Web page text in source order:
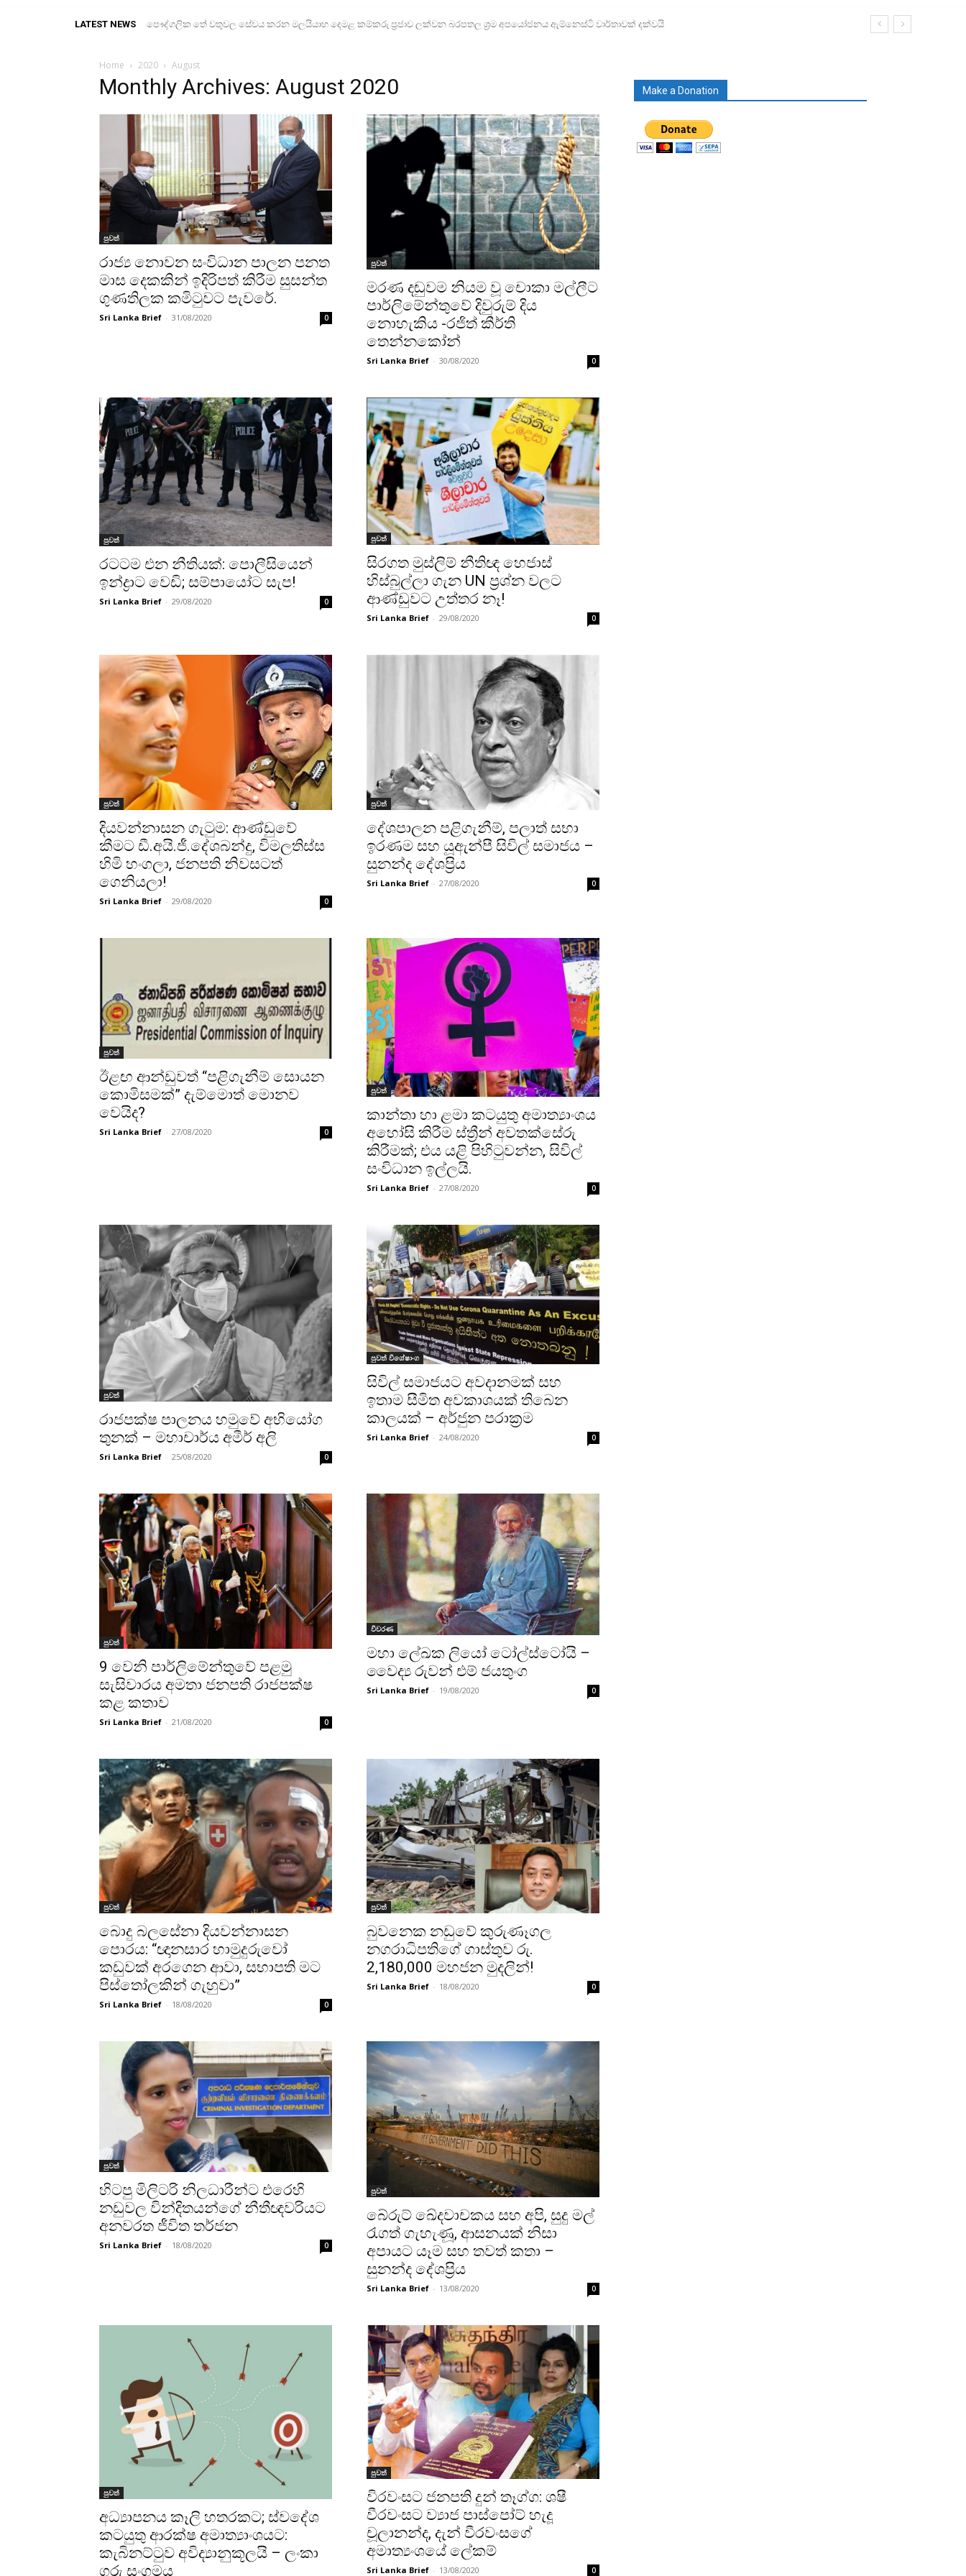
LATEST NEWS පෞද්ගලික තේ වතුවල සේවය කරන මලයියාහ දෙමළ කම්කරු ප්‍රජාව ලක්වන බරපතල ශ්‍රම අපයෝජනය ඇම්නෙස්ටි වාර්තාවක් දක්වයි
තෙවරසක් තුළ බෞද්ධ භික්ෂූන්ට එරෙහිව ළමා අපයෝජන පැමිණිලි 300ක්!
Home 2020 August
Monthly Archives: August 2020
පුවත්
රාජ්‍ය නොවන සංවිධාන පාලන පනත
මාස දෙකකින් ඉදිරිපත් කිරීම සුසන්ත
ගුණතිලක කමිටුවට පැවරේ.
Sri Lanka Brief - 31/08/2020 0
පුවත්
මරණ දඬුවම නියම වූ චොකා මල්ලීට
පාර්ලිමේන්තුවේ දිවුරුම් දිය
නොහැකිය -රජිත් කීර්ති
තෙන්නකෝන්
Sri Lanka Brief - 30/08/2020 0
පුවත්
රටටම එන නීතියක්: පොලීසියෙන්
ඉන්ද්‍රාට වෙඩි; සම්පායෝට සැප!
Sri Lanka Brief - 29/08/2020 0
පුවත්
සිරගත මුස්ලිම් නීතිඥ හෙජාස්
හිස්බුල්ලා ගැන UN ප්‍රශ්න වලට
ආණ්ඩුවට උත්තර නෑ!
Sri Lanka Brief - 29/08/2020 0
පුවත්
දියවන්නාසන ගැටුම: ආණ්ඩුවේ
කීමට ඩී.අයි.ජී.දේශබන්දු, විමලතිස්ස
හිමි හංගලා, ජනපති නිවසටත්
ගෙනියලා!
Sri Lanka Brief - 29/08/2020 0
පුවත්
දේශපාලන පළිගැනීම්, පලාත් සභා
ඉරණම සහ යූඇන්පී සිවිල් සමාජය –
සුනන්ද දේශප්‍රිය
Sri Lanka Brief - 27/08/2020 0
පුවත්
ඊළඟ ආන්ඩුවත් “පළිගැනීම් සොයන
කොමිසමක්” දැම්මොත් මොනව
වෙයිද?
Sri Lanka Brief - 27/08/2020 0
පුවත්
කාන්තා හා ළමා කටයුතු අමාත්‍යාංශය
අහෝසි කිරීම ස්ත්‍රීන් අවතක්සේරු
කිරීමක්; එය යළි පිහිටුවන්න, සිවිල්
සංවිධාන ඉල්ලයි.
Sri Lanka Brief - 27/08/2020 0
පුවත්
රාජපක්ෂ පාලනය හමුවේ අභියෝග
තුනක් – මහාචාර්ය අමීර් අලි
Sri Lanka Brief - 25/08/2020 0
පුවත් විශේෂාංග
සිවිල් සමාජයට අවදානමක් සහ
ඉතාම සීමිත අවකාශයක් තිබෙන
කාලයක් – අර්ජුන පරාක්‍රම
Sri Lanka Brief - 24/08/2020 0
පුවත්
9 වෙනි පාර්ලිමේන්තුවේ පළමු
සැසිවාරය අමතා ජනපති රාජපක්ෂ
කළ කතාව
Sri Lanka Brief - 21/08/2020 0
විවරණ
මහා ලේඛක ලියෝ ටෝල්ස්ටෝයි –
වෛද්‍ය රුවන් එම් ජයතුංග
Sri Lanka Brief - 19/08/2020 0
පුවත්
බොදු බලසේනා දියවන්නාසන
පොරය: “ඥානසාර හාමුදුරුවෝ
කඩුවක් අරගෙන ආවා, සභාපති මට
පිස්තෝලකින් ගැහුවා”
Sri Lanka Brief - 18/08/2020 0
පුවත්
බුවනෙක නඩුවේ කුරුණෑගල
නගරාධිපතිගේ ගාස්තුව රු.
2,180,000 මහජන මුදලින්!
Sri Lanka Brief - 18/08/2020 0
පුවත්
හිටපු මිලිටරි නිලධාරීන්ට එරෙහි
නඩුවල වින්දිතයන්ගේ නීතීඥවරියට
අනවරත ජීවිත තර්ජන
Sri Lanka Brief - 18/08/2020 0
පුවත්
බේරුට් ඛේදවාචකය සහ අපි, සුදු මල්
රැගත් ගැහැණූ, ආසනයක් නිසා
අපායට යෑම සහ තවත් කතා –
සුනන්ද දේශප්‍රිය
Sri Lanka Brief - 13/08/2020 0
පුවත්
අධ්‍යාපනය කෑලි හතරකට; ස්වදේශ
කටයුතු ආරක්ෂ අමාත්‍යාංශයට:
කැබිනට්ටුව අවිද්‍යානුකූලයි – ලංකා
ගුරු සංගමය
පුවත්
විරවංසට ජනපති දුන් තෑග්ග: ශෂී
වීරවංසට ව්‍යාජ පාස්පෝට් හැදූ
චූලානන්ද, දැන් වීරවංසගේ
අමාත්‍යංශයේ ලේකම්
Sri Lanka Brief - 13/08/2020 0
Make a Donation